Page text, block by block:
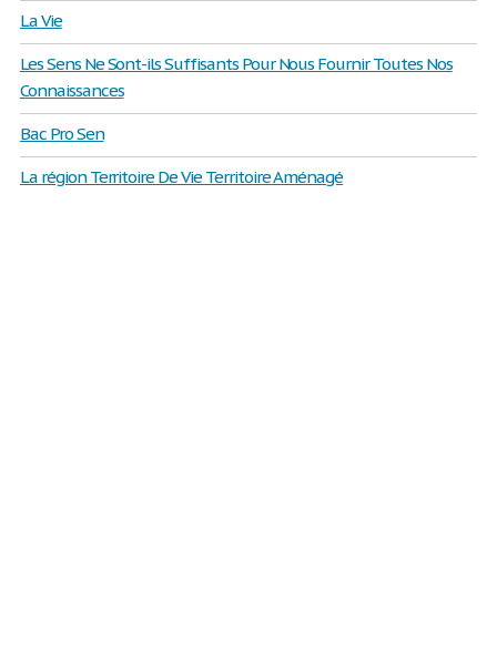
La Vie
Les Sens Ne Sont-ils Suffisants Pour Nous Fournir Toutes Nos
Connaissances
Bac Pro Sen
La région Territoire De Vie Territoire Aménagé